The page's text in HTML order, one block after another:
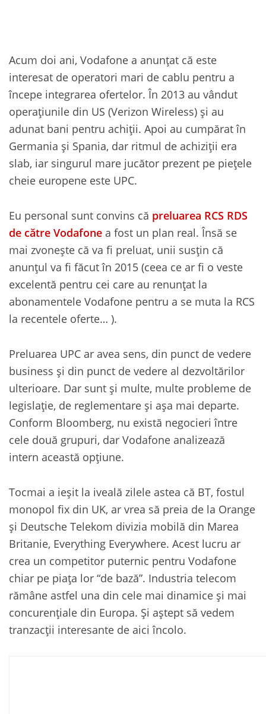
Acum doi ani, Vodafone a anunțat că este
interesat de operatori mari de cablu pentru a
începe integrarea ofertelor. În 2013 au vândut
operațiunile din US (Verizon Wireless) și au
adunat bani pentru achiții. Apoi au cumpărat în
Germania și Spania, dar ritmul de achiziții era
slab, iar singurul mare jucător prezent pe piețele
cheie europene este UPC.
Eu personal sunt convins că preluarea RCS RDS
de către Vodafone a fost un plan real. Însă se
mai zvonește că va fi preluat, unii susțin că
anunțul va fi făcut în 2015 (ceea ce ar fi o veste
excelentă pentru cei care au renunțat la
abonamentele Vodafone pentru a se muta la RCS
la recentele oferte… ).
Preluarea UPC ar avea sens, din punct de vedere
business și din punct de vedere al dezvoltărilor
ulterioare. Dar sunt și multe, multe probleme de
legislație, de reglementare și așa mai departe.
Conform Bloomberg, nu există negocieri între
cele două grupuri, dar Vodafone analizează
intern această opțiune.
Tocmai a ieșit la iveală zilele astea că BT, fostul
monopol fix din UK, ar vrea să preia de la Orange
și Deutsche Telekom divizia mobilă din Marea
Britanie, Everything Everywhere. Acest lucru ar
crea un competitor puternic pentru Vodafone
chiar pe piața lor “de bază”. Industria telecom
rămâne astfel una din cele mai dinamice și mai
concurențiale din Europa. Și aștept să vedem
tranzacții interesante de aici încolo.